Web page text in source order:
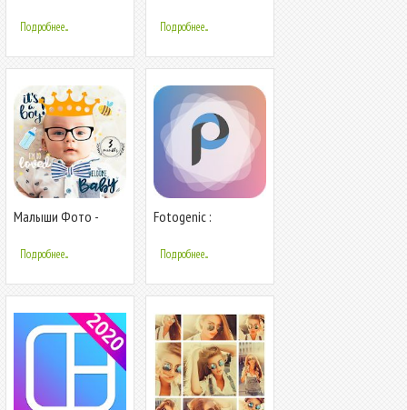
Беременности
Подробнее... Подробнее...
Малыши Фото -
фото
Подробнее...
Fotogenic :
Подробнее...